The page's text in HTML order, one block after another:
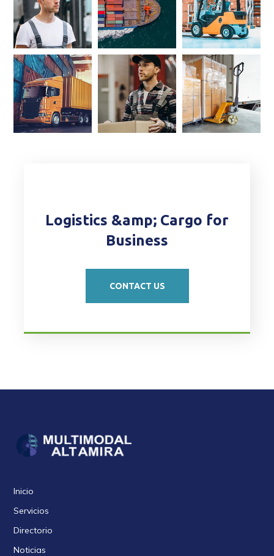
Logistics &amp; Cargo for
Business
CONTACT US
Inicio
Servicios
Directorio
Noticias